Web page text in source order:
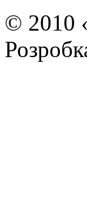
© 2010